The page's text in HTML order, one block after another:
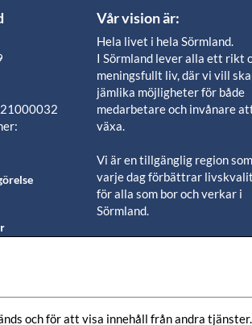
Vår vision är:
Hela livet i hela Sörmland.
I Sörmland lever alla ett rikt
meningsfullt liv, där vi vill
jämlika möjligheter för både
medarbetare och invånare
växa.
Vi är en tillgänglig region som
varje dag förbättrar
för alla som bor och verkar i
Sörmland.
län.
och för att visa innehåll från andra